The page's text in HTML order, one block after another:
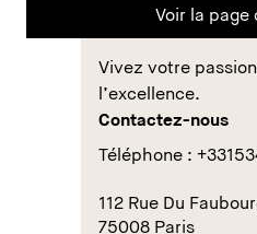
Voir la page
Vivez votre
l’excellence.
Contactez-nous
Téléphone :
112 Rue Du
75008 Paris